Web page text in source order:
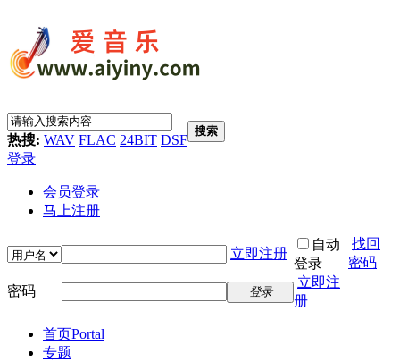
热搜: WAV FLAC 24BIT DSF
搜索
登录
会员登录
马上注册
立即注册
自动
登录
找回
密码
密码
登录
立即注
册
首页Portal
专题